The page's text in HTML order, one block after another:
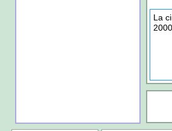
La